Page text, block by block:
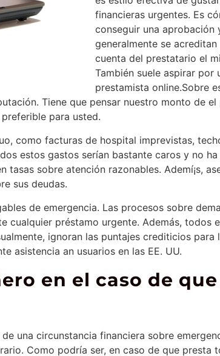
financieras urgentes. Es
conseguir una aprobación
generalmente se
cuenta del prestatario el
También suele aspirar por
prestamista online.Sobre
Tiene que pensar nuestro monto de
para usted.
como facturas de hospital imprevistas,
estos gastos serían bastante caros y no
sobre atención razonables. Ademí¡s,
sus deudas.
de emergencia. Las procesos sobre
cualquier préstamo urgente. Además, todos
ignoran las puntajes crediticios para
asistencia an usuarios en las EE. UU.
en el caso de
una circunstancia financiera sobre
Como podrí­a ser, en caso de que presta